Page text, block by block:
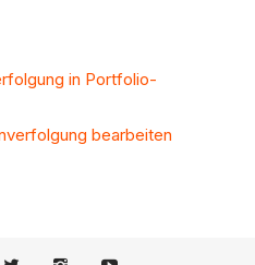
in Portfolio-
bearbeiten